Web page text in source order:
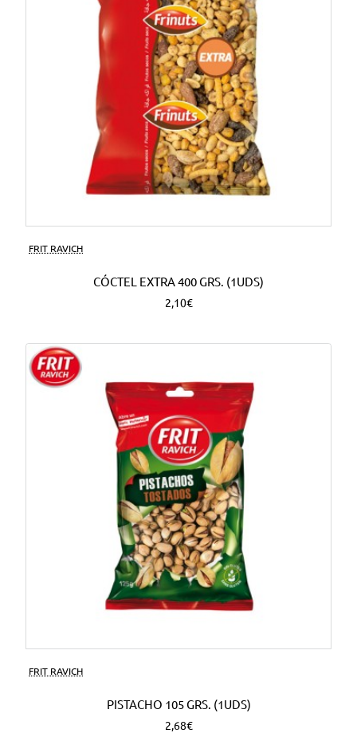
FRIT RAVICH
CÓCTEL EXTRA 400 GRS. (1UDS)
2,10€
FRIT RAVICH
PISTACHO 105 GRS. (1UDS)
2,68€